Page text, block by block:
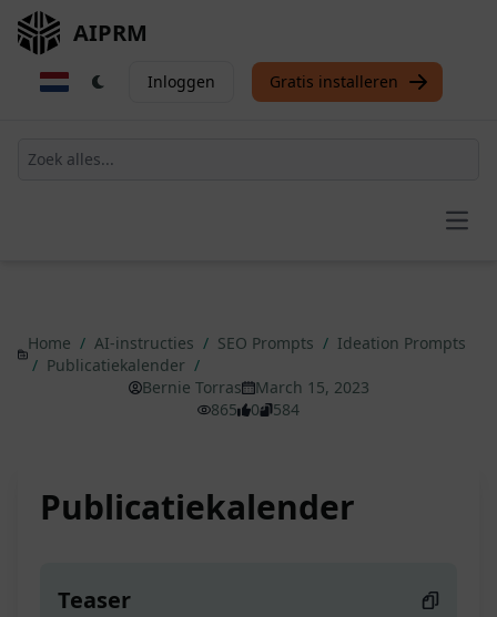
AIPRM
Inloggen Gratis installeren
Home / AI-instructies / SEO Prompts / Ideation Prompts
/ Publicatiekalender /
Bernie Torras
March 15, 2023
865
0 584
Publicatiekalender
Teaser